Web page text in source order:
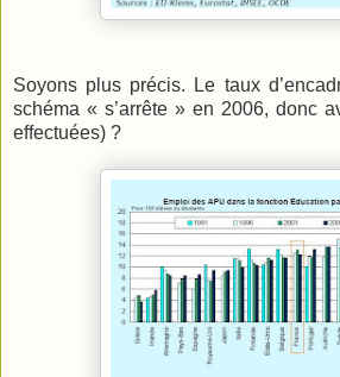
Soyons plus précis. Le taux
schéma « s’arrête » en 2006, donc
effectuées) ?